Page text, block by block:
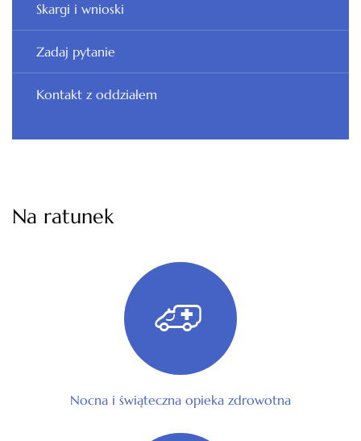
Skargi i wnioski
Zadaj pytanie
Kontakt z oddziałem
Na ratunek
Nocna i świąteczna opieka zdrowotna